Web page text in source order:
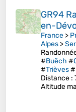
GR94
en-
France >
Alpes >
#Buëch #
#Trièves#
Distance :
Altitude